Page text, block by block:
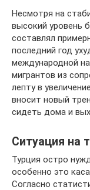
Несмотря на
высокий уровень
составлял
последний год
международной
мигрантов из
лепту в
вносит новый
сидеть дома и
Ситуация на
Турция остро
особенно это
Согласно